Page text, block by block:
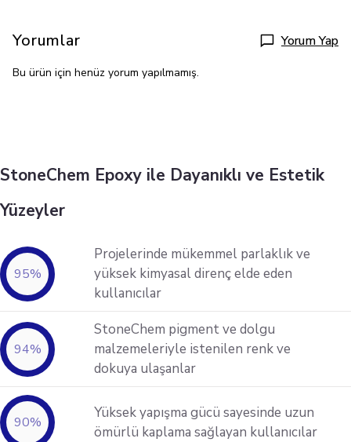
Yorumlar Yorum Yap
Bu ürün için henüz yorum yapılmamış.
StoneChem Epoxy ile Dayanıklı ve Estetik
Yüzeyler
95%
Projelerinde mükemmel parlaklık ve
yüksek kimyasal direnç elde eden
kullanıcılar
94%
StoneChem pigment ve dolgu
malzemeleriyle istenilen renk ve
dokuya ulaşanlar
90%
Yüksek yapışma gücü sayesinde uzun
ömürlü kaplama sağlayan kullanıcılar